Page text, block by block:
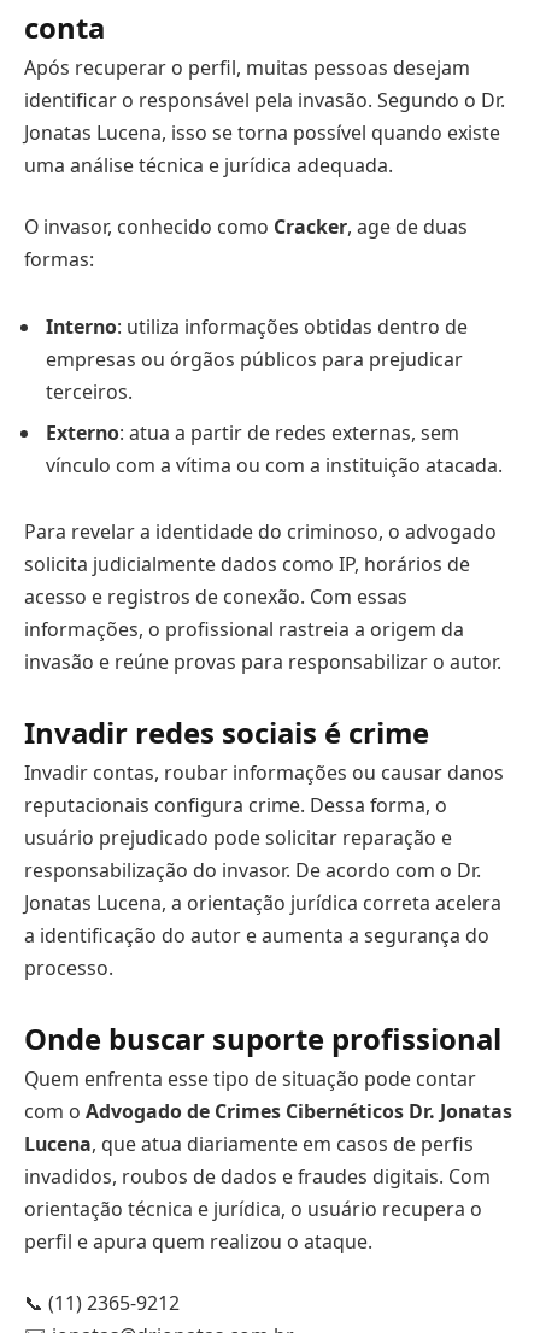
conta
Após recuperar o perfil, muitas pessoas desejam
identificar o responsável pela invasão. Segundo o Dr.
Jonatas Lucena, isso se torna possível quando existe
uma análise técnica e jurídica adequada.
O invasor, conhecido como Cracker, age de duas
formas:
Interno: utiliza informações obtidas dentro de
empresas ou órgãos públicos para prejudicar
terceiros.
Externo: atua a partir de redes externas, sem
vínculo com a vítima ou com a instituição atacada.
Para revelar a identidade do criminoso, o advogado
solicita judicialmente dados como IP, horários de
acesso e registros de conexão. Com essas
informações, o profissional rastreia a origem da
invasão e reúne provas para responsabilizar o autor.
Invadir redes sociais é crime
Invadir contas, roubar informações ou causar danos
reputacionais configura crime. Dessa forma, o
usuário prejudicado pode solicitar reparação e
responsabilização do invasor. De acordo com o Dr.
Jonatas Lucena, a orientação jurídica correta acelera
a identificação do autor e aumenta a segurança do
processo.
Onde buscar suporte profissional
Quem enfrenta esse tipo de situação pode contar
com o Advogado de Crimes Cibernéticos Dr. Jonatas
Lucena, que atua diariamente em casos de perfis
invadidos, roubos de dados e fraudes digitais. Com
orientação técnica e jurídica, o usuário recupera o
perfil e apura quem realizou o ataque.
📞 (11) 2365-9212